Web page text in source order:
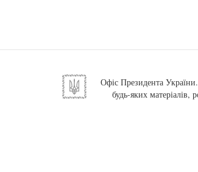
Офіс Президента
будь-яких матеріалів,